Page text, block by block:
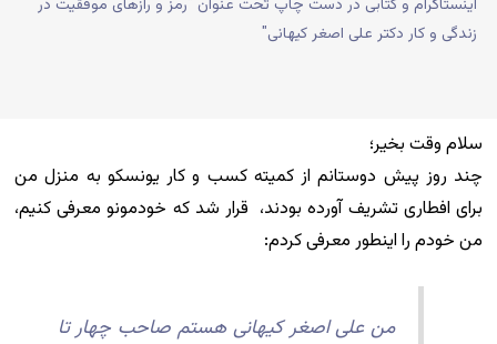
اینستاگرام و کتابی در دست چاپ تحت عنوان "رمز و رازهای موفقیت در
زندگی و کار دکتر علی اصغر کیهانی"
سلام وقت بخیر؛
چند روز پیش دوستانم از کمیته کسب و کار یونسکو به منزل من
برای افطاری تشریف آورده بودند، قرار شد که خودمونو معرفی کنیم،
من خودم را اینطور معرفی کردم:
من علی اصغر کیهانی هستم صاحب چهار تا